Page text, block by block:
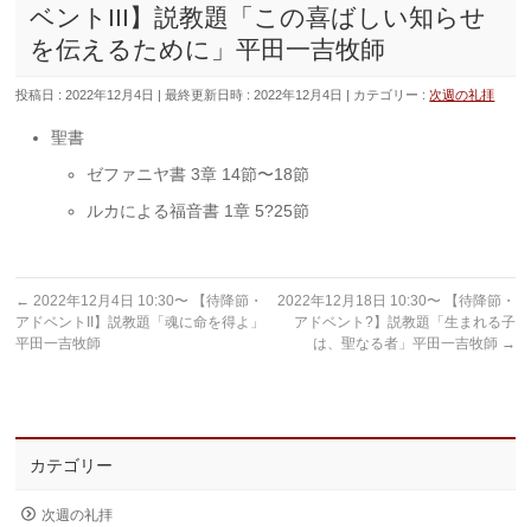
ベントIII】説教題「この喜ばしい知らせ
を伝えるために」平田一吉牧師
投稿日 : 2022年12月4日 最終更新日時 : 2022年12月4日 カテゴリー :次週の礼拝
聖書
ゼファニヤ書 3章 14節〜18節
ルカによる福音書 1章 5?25節
← 2022年12月4日 10:30〜 【待降節・
アドベントII】説教題「魂に命を得よ」
平田一吉牧師
2022年12月18日 10:30〜 【待降節・
アドベント?】説教題「生まれる子
は、聖なる者」平田一吉牧師 →
カテゴリー
次週の礼拝